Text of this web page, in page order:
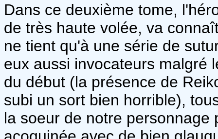
Dans ce deuxième tome,
de très haute volée, va
ne tient qu'à une série de
eux aussi invocateurs malgré
du début (la présence de
subi un sort bien horrible),
la soeur de notre personnage